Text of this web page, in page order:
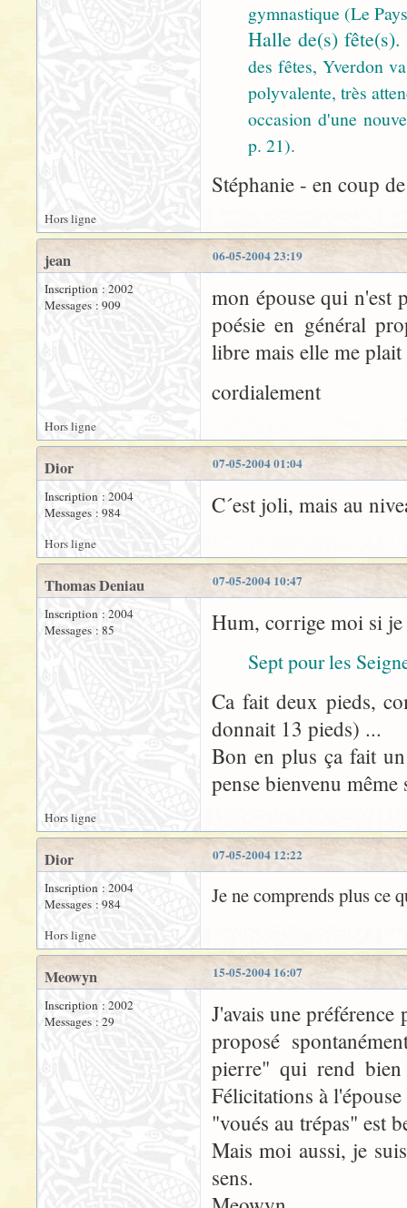
gymnastique (Le
Halle de(s) fête(s).
des fêtes, Yverdon
polyvalente, très
occasion d'une
p. 21).
Stéphanie - en coup
Hors ligne
06-05-2004 23:19
jean
Inscription : 2002
Messages : 909
mon épouse qui n'est
poésie en général
libre mais elle me plait
cordialement
Hors ligne
07-05-2004 01:04
Dior
Inscription : 2004
Messages : 984
C´est joli, mais au
Hors ligne
07-05-2004 10:47
Thomas Deniau
Inscription : 2004
Messages : 85
Hum, corrige moi si je
Sept pour les
Ca fait deux pieds,
donnait 13 pieds) ...
Bon en plus ça fait
pense bienvenu
Hors ligne
07-05-2004 12:22
Dior
Inscription : 2004
Messages : 984
Je ne comprends plus ce
Hors ligne
15-05-2004 16:07
Meowyn
Inscription : 2002
Messages : 29
J'avais une
proposé
pierre" qui rend bien
Félicitations à l'épouse
"voués au trépas" est
Mais moi aussi, je
sens.